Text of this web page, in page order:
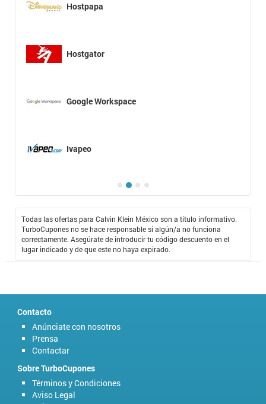
Hostpapa
Hostgator
Google Workspace
Ivapeo
Todas las ofertas para Calvin Klein México son a título informativo.
TurboCupones no se hace responsable si algún/a no funciona
correctamente. Asegúrate de introducir tu código descuento en el
lugar indicado y de que este no haya expirado.
Contacto
Anúnciate con nosotros
Prensa
Contactar
Sobre TurboCupones
Términos y Condiciones
Aviso Legal